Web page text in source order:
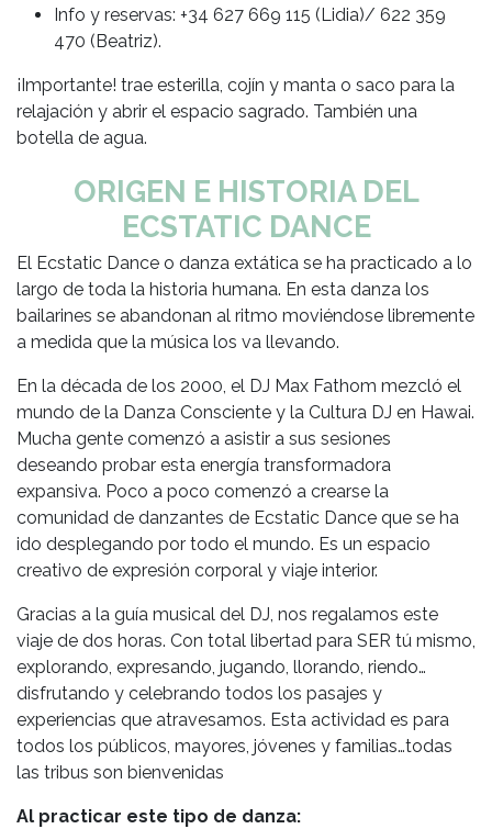
Info y reservas: +34 627 669 115 (Lidia)/ 622 359
470 (Beatriz).
¡Importante! trae esterilla, cojín y manta o saco para la
relajación y abrir el espacio sagrado. También una
botella de agua.
ORIGEN E HISTORIA DEL
ECSTATIC DANCE
El Ecstatic Dance o danza extática se ha practicado a lo
largo de toda la historia humana. En esta danza los
bailarines se abandonan al ritmo moviéndose libremente
a medida que la música los va llevando.
En la década de los 2000, el DJ Max Fathom mezcló el
mundo de la Danza Consciente y la Cultura DJ en Hawai.
Mucha gente comenzó a asistir a sus sesiones
deseando probar esta energía transformadora
expansiva. Poco a poco comenzó a crearse la
comunidad de danzantes de Ecstatic Dance que se ha
ido desplegando por todo el mundo. Es un espacio
creativo de expresión corporal y viaje interior.
Gracias a la guía musical del DJ, nos regalamos este
viaje de dos horas. Con total libertad para SER tú mismo,
explorando, expresando, jugando, llorando, riendo…
disfrutando y celebrando todos los pasajes y
experiencias que atravesamos. Esta actividad es para
todos los públicos, mayores, jóvenes y familias…todas
las tribus son bienvenidas
Al practicar este tipo de danza: